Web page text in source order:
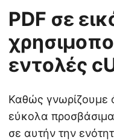
PDF σε
εντολές
Καθώς γνωρίζουμε
εύκολα
σε αυτήν την